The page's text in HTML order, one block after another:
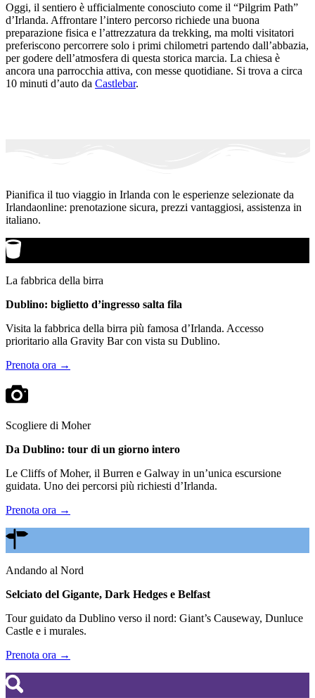
Oggi, il sentiero è ufficialmente conosciuto come il “Pilgrim Path”
d’Irlanda. Affrontare l’intero percorso richiede una buona
preparazione fisica e l’attrezzatura da trekking, ma molti visitatori
preferiscono percorrere solo i primi chilometri partendo dall’abbazia,
per godere dell’atmosfera di questa storica marcia. La chiesa è
ancora una parrocchia attiva, con messe quotidiane. Si trova a circa
10 minuti d’auto da Castlebar.
Pianifica il tuo viaggio in Irlanda con le esperienze selezionate da
Irlandaonline: prenotazione sicura, prezzi vantaggiosi, assistenza in
italiano.
La fabbrica della birra
Dublino: biglietto d’ingresso salta fila
Visita la fabbrica della birra più famosa d’Irlanda. Accesso
prioritario alla Gravity Bar con vista su Dublino.
Prenota ora →
Scogliere di Moher
Da Dublino: tour di un giorno intero
Le Cliffs of Moher, il Burren e Galway in un’unica escursione
guidata. Uno dei percorsi più richiesti d’Irlanda.
Prenota ora →
Andando al Nord
Selciato del Gigante, Dark Hedges e Belfast
Tour guidato da Dublino verso il nord: Giant’s Causeway, Dunluce
Castle e i murales.
Prenota ora →